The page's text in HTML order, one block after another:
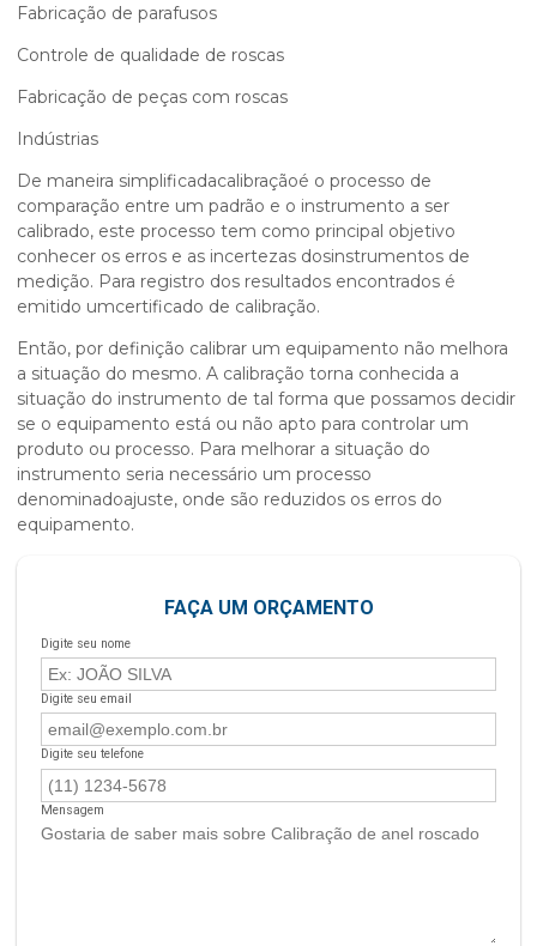
Fabricação de parafusos
Controle de qualidade de roscas
Fabricação de peças com roscas
Indústrias
De maneira simplificadacalibraçãoé o processo de
comparação entre um padrão e o instrumento a ser
calibrado, este processo tem como principal objetivo
conhecer os erros e as incertezas dosinstrumentos de
medição. Para registro dos resultados encontrados é
emitido umcertificado de calibração.
Então, por definição calibrar um equipamento não melhora
a situação do mesmo. A calibração torna conhecida a
situação do instrumento de tal forma que possamos decidir
se o equipamento está ou não apto para controlar um
produto ou processo. Para melhorar a situação do
instrumento seria necessário um processo
denominadoajuste, onde são reduzidos os erros do
equipamento.
FAÇA UM ORÇAMENTO
Digite seu nome
Digite seu email
Digite seu telefone
Mensagem